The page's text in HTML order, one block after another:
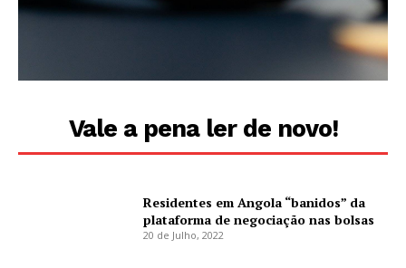
Vale a pena ler de novo!
Residentes em Angola “banidos” da
plataforma de negociação nas bolsas
20 de Julho, 2022